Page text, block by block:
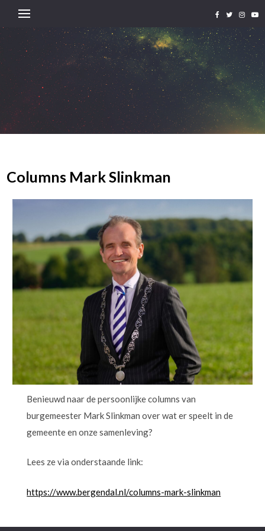
Columns Mark Slinkman
Benieuwd naar de persoonlijke columns van
burgemeester Mark Slinkman over wat er speelt in de
gemeente en onze samenleving?
Lees ze via onderstaande link:
https://www.bergendal.nl/columns-mark-slinkman